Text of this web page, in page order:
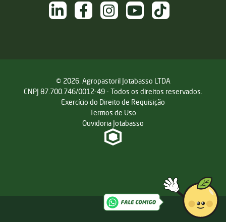
NAS REDES SOCIAIS
© 2026. Agropastoril Jotabasso LTDA
CNPJ 87.700.746/0012-49 - Todos os direitos reservados.
Exercício do Direito de Requisição
Termos de Uso
Ouvidoria Jotabasso